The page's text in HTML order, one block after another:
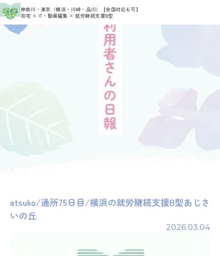
神奈川・東京（横浜・川崎・品川）
【全国対応も可】
在宅 × IT・動画編集 × 就労継続支援B型
HOME > 利用者さんの日報 > atsuko
atsuko/通所75日目/横浜の就労継続支援B型あじさ
いの丘
2026.03.04